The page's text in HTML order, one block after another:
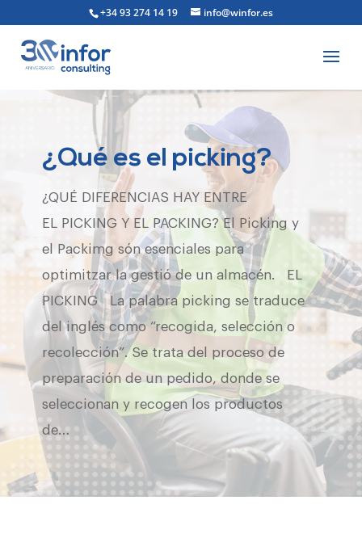
+34 93 274 14 19 info@winfor.es
¿Qué es el picking?
¿QUÉ DIFERENCIAS HAY ENTRE
EL PICKING Y EL PACKING? El Picking y
el Packimg són esenciales para
optimitzar la gestió de un almacén. EL
PICKING La palabra picking se traduce
del inglés como “recogida, selección o
recolección”. Se trata del proceso de
preparación de un pedido, donde se
seleccionan y recogen los productos
de…